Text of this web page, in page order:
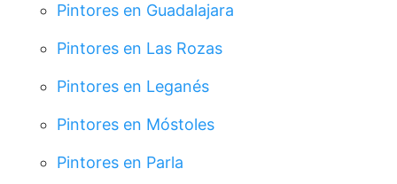
Pintores en Guadalajara
Pintores en Las Rozas
Pintores en Leganés
Pintores en Móstoles
Pintores en Parla